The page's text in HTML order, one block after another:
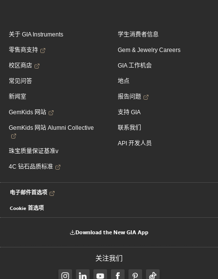
关于 GIA Instruments
零售商支持
校区商店
常见问答
新闻室
GemKids 网站
GemKids 网站 Alumni Collective
珠宝质量保证基准v
4C 钻石品质标准
学生消费者信息
Gem & Jewelry Careers
GIA 工作机会
地点
报告问题
支持 GIA
联系我们
API 开发人员
电子邮件首选项
Cookie 首选项
Download the New GIA App
关注我们